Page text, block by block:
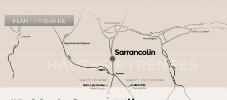
PLAN / ITINÉRAIRE